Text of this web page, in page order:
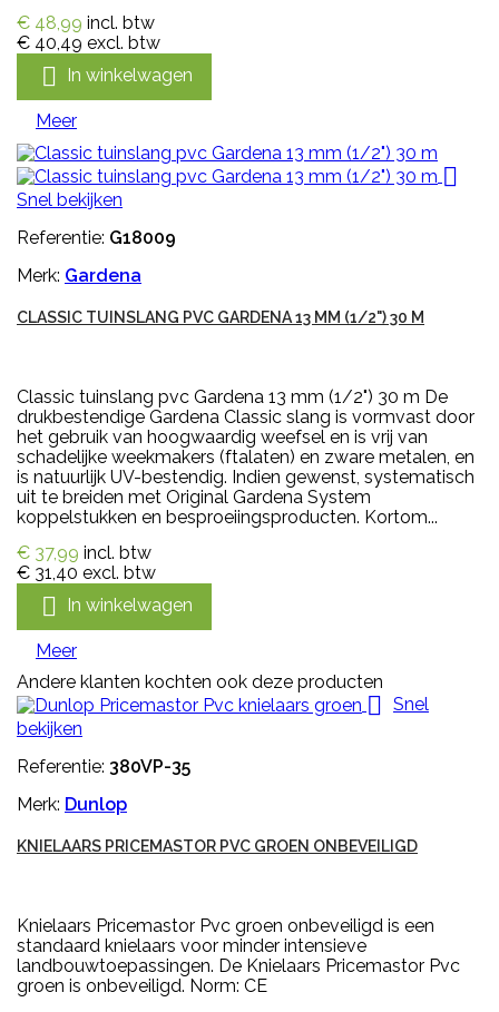
€ 48,99 incl. btw
€ 40,49 excl. btw
 In winkelwagen
Meer

Snel bekijken
Referentie: G18009
Merk: Gardena
CLASSIC TUINSLANG PVC GARDENA 13 MM (1/2") 30 M
Classic tuinslang pvc Gardena 13 mm (1/2") 30 m De
drukbestendige Gardena Classic slang is vormvast door
het gebruik van hoogwaardig weefsel en is vrij van
schadelijke weekmakers (ftalaten) en zware metalen, en
is natuurlijk UV-bestendig. Indien gewenst, systematisch
uit te breiden met Original Gardena System
koppelstukken en besproeiingsproducten. Kortom...
€ 37,99 incl. btw
€ 31,40 excl. btw
 In winkelwagen
Meer
Andere klanten kochten ook deze producten
 Snel
bekijken
Referentie: 380VP-35
Merk: Dunlop
KNIELAARS PRICEMASTOR PVC GROEN ONBEVEILIGD
Knielaars Pricemastor Pvc groen onbeveiligd is een
standaard knielaars voor minder intensieve
landbouwtoepassingen. De Knielaars Pricemastor Pvc
groen is onbeveiligd. Norm: CE